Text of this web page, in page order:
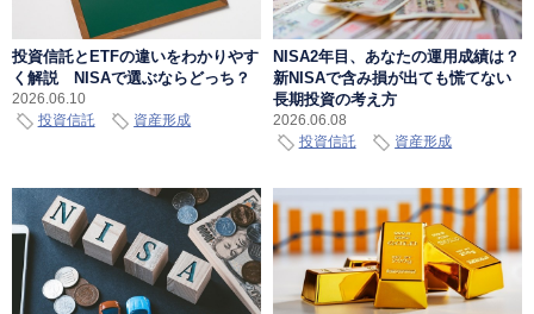
投資信託とETFの違いをわかりやす
く解説 NISAで選ぶならどっち？
2026.06.10
投資信託 資産形成
NISA2年目、あなたの運用成績は？
新NISAで含み損が出ても慌てない
長期投資の考え方
2026.06.08
投資信託 資産形成